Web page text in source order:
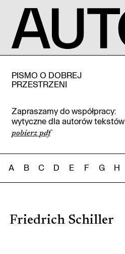
PISMO O DOBREJ
PRZESTRZENI
Zapraszamy do współpracy:
wytyczne dla autorów tekstów
pobierz pdf
A B C D E F G H
Friedrich Schiller